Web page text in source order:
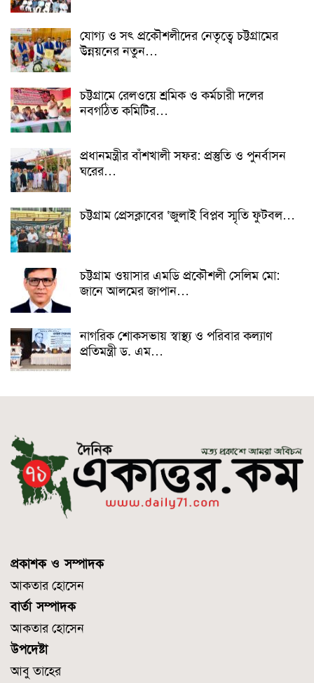
যোগ্য ও সৎ প্রকৌশলীদের নেতৃত্বে চট্টগ্রামের
উন্নয়নের নতুন…
চট্টগ্রামে রেলওয়ে শ্রমিক ও কর্মচারী দলের
নবগঠিত কমিটির…
প্রধানমন্ত্রীর বাঁশখালী সফর: প্রস্তুতি ও পুনর্বাসন
ঘরের…
চট্টগ্রাম প্রেসক্লাবের ‘জুলাই বিপ্লব স্মৃতি ফুটবল…
চট্টগ্রাম ওয়াসার এমডি প্রকৌশলী সেলিম মো:
জানে আলমের জাপান…
নাগরিক শোকসভায় স্বাস্থ্য ও পরিবার কল্যাণ
প্রতিমন্ত্রী ড. এম…
প্রকাশক ও সম্পাদক
আকতার হোসেন
বার্তা সম্পাদক
আকতার হোসেন
উপদেষ্টা
আবু তাহের